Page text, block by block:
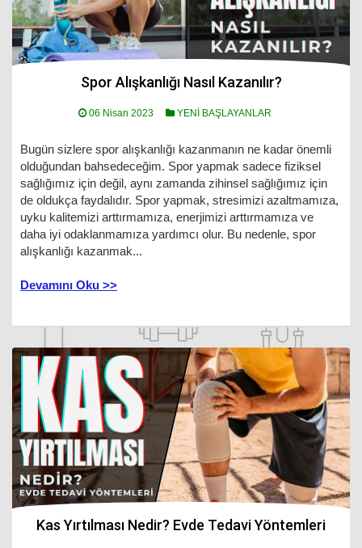
Spor Alışkanlığı Nasıl Kazanılır?
06 Nisan 2023 YENİ BAŞLAYANLAR
Bugün sizlere spor alışkanlığı kazanmanın ne kadar önemli
olduğundan bahsedeceğim. Spor yapmak sadece fiziksel
sağlığımız için değil, aynı zamanda zihinsel sağlığımız için
de oldukça faydalıdır. Spor yapmak, stresimizi azaltmamıza,
uyku kalitemizi arttırmamıza, enerjimizi arttırmamıza ve
daha iyi odaklanmamıza yardımcı olur. Bu nedenle, spor
alışkanlığı kazanmak...
Devamını Oku >>
Kas Yırtılması Nedir? Evde Tedavi Yöntemleri